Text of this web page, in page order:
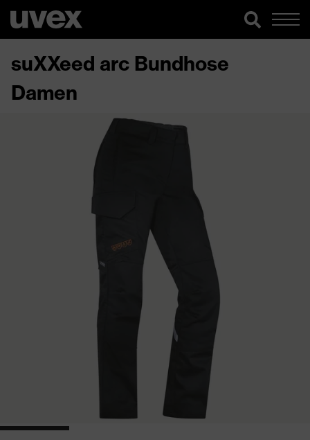
suXXeed arc Bundhose
Damen